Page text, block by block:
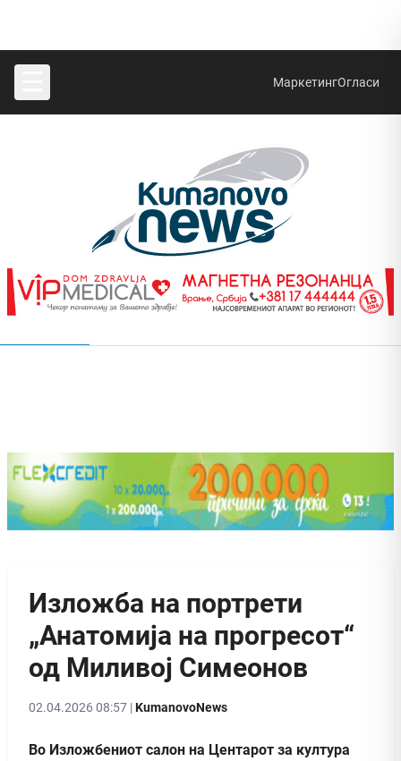
МаркетингОгласи
Изложба на портрети
„Анатомија на прогресот“
од Миливој Симеонов
02.04.2026 08:57 |KumanovoNews
Во Изложбениот салон на Центарот за култура